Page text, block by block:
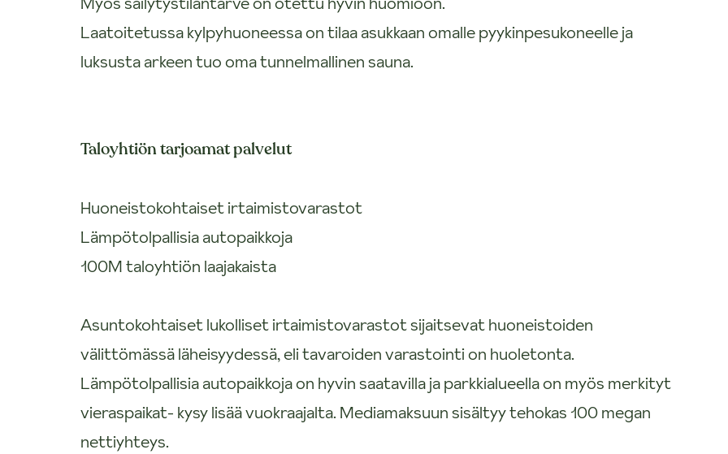
Laatoitetussa kylpyhuoneessa on tilaa asukkaan omalle pyykinpesukoneelle ja
luksusta arkeen tuo oma tunnelmallinen sauna.
Taloyhtiön tarjoamat palvelut
Huoneistokohtaiset irtaimistovarastot
Lämpötolpallisia autopaikkoja
100M taloyhtiön laajakaista
Asuntokohtaiset lukolliset irtaimistovarastot sijaitsevat huoneistoiden
välittömässä läheisyydessä, eli tavaroiden varastointi on huoletonta.
Lämpötolpallisia autopaikkoja on hyvin saatavilla ja parkkialueella on myös merkityt
vieraspaikat- kysy lisää vuokraajalta. Mediamaksuun sisältyy tehokas 100 megan
nettiyhteys.